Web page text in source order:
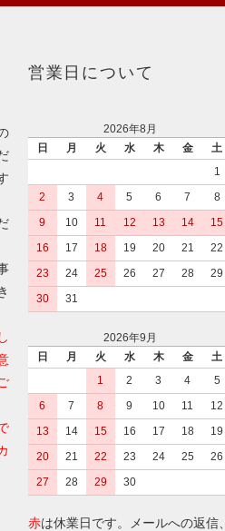
営業日について
2026年8月
日
月 火 水 木 金
土
1
2
3 4 5 6 7
8
9
10 11 12 13 14
15
16
17 18 19 20 21
22
23
24 25 26 27 28
29
30
31
2026年9月
日
月 火 水 木 金
土
1
2 3 4
5
6
7 8 9 10 11
12
13
14 15 16 17 18
19
20
21 22 23 24 25
26
27
28 29 30
赤は休業日です。メールへの返信、